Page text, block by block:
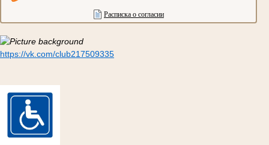
Расписка о согласии
https://vk.com/club217509335